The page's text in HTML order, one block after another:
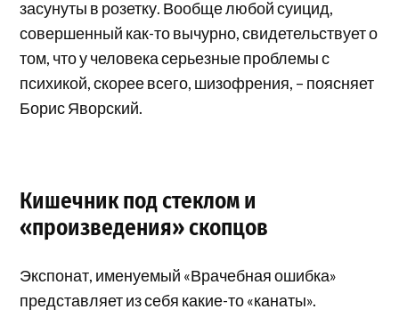
засунуты в розетку. Вообще любой суицид,
совершенный как-то вычурно, свидетельствует о
том, что у человека серьезные проблемы с
психикой, скорее всего, шизофрения, – поясняет
Борис Яворский.
Кишечник под стеклом и
«произведения» скопцов
Экспонат, именуемый «Врачебная ошибка»
представляет из себя какие-то «канаты».